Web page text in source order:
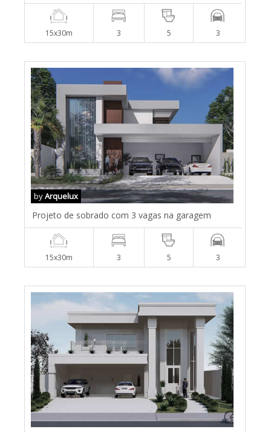
15x30m 3 5 3
byArquelux
Projeto de sobrado com 3 vagas na garagem
15x30m 3 5 3